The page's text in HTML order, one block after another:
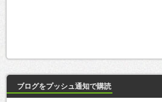
ブログをプッシュ通知で購読